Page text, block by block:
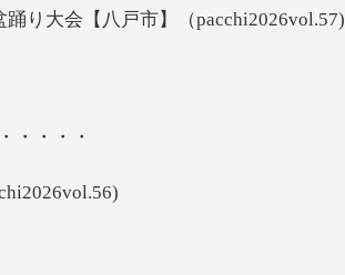
り大会【八戸市】（pacchi2026vol.57)
・・・・